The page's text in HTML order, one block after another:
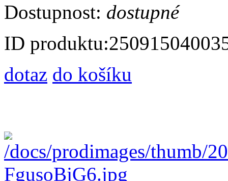
Dostupnost: dostupné
ID produktu:
dotaz do košíku